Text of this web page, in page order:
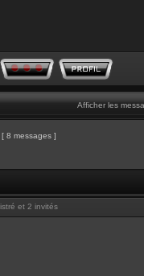
Afficher les
8 messages ]
et 2 invités